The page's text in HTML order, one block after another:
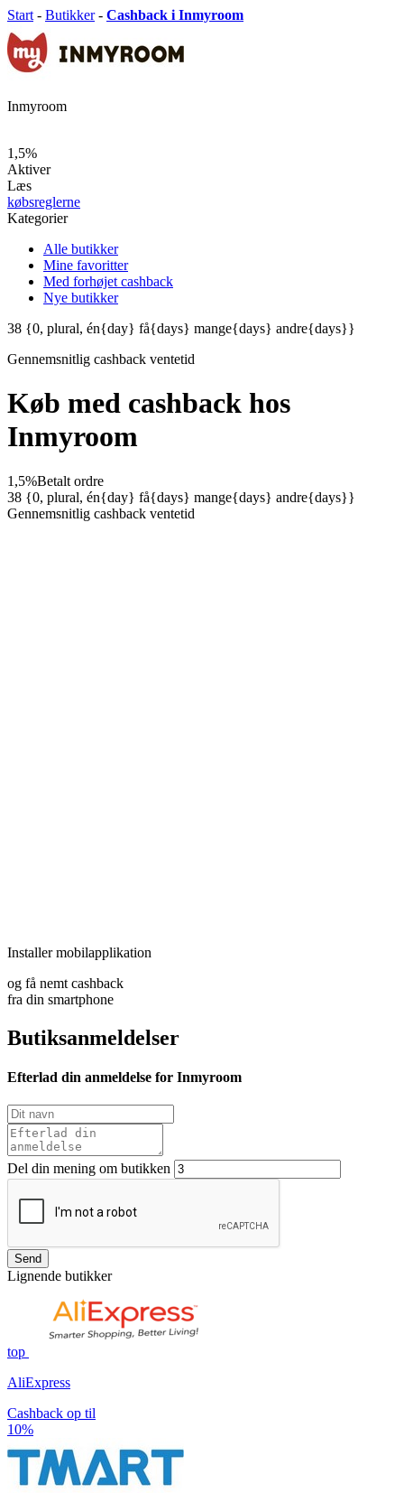
Start - Butikker - Cashback i Inmyroom
Inmyroom
1,5%
Aktiver
Læs
købsreglerne
Kategorier
Alle butikker
Mine favoritter
Med forhøjet cashback
Nye butikker
38 {0, plural, én{day} få{days} mange{days} andre{days}}
Gennemsnitlig cashback ventetid
Køb med cashback hos
Inmyroom
1,5%Betalt ordre
38 {0, plural, én{day} få{days} mange{days} andre{days}}
Gennemsnitlig cashback ventetid
Installer mobilapplikation
og få nemt cashback
fra din smartphone
Butiksanmeldelser
Efterlad din anmeldelse for Inmyroom
Del din mening om butikken
Send
Lignende butikker
top
AliExpress
Cashback op til
10%